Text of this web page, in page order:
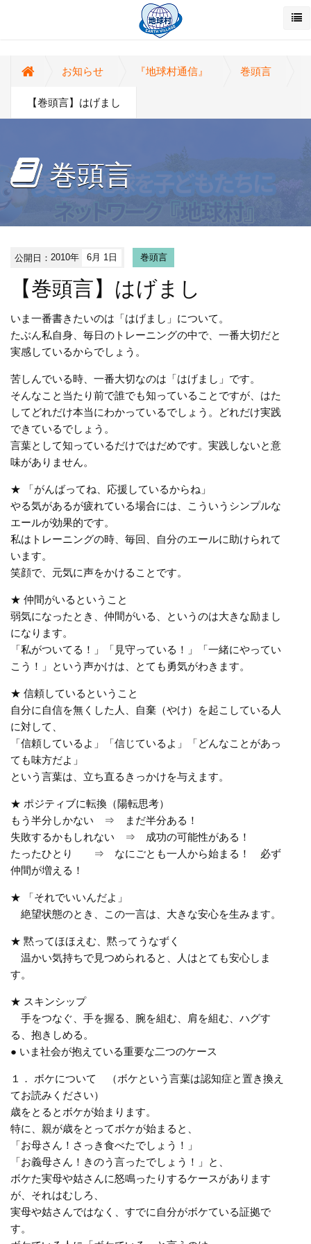
お知らせ 『地球村通信』 巻頭言
【巻頭言】はげまし
巻頭言
公開日：2010年 6月 1日 巻頭言
【巻頭言】はげまし
いま一番書きたいのは「はげまし」について。
たぶん私自身、毎日のトレーニングの中で、一番大切だと
実感しているからでしょう。
苦しんでいる時、一番大切なのは「はげまし」です。
そんなこと当たり前で誰でも知っていることですが、はた
してどれだけ本当にわかっているでしょう。どれだけ実践
できているでしょう。
言葉として知っているだけではだめです。実践しないと意
味がありません。
★ 「がんばってね、応援しているからね」
やる気があるが疲れている場合には、こういうシンプルな
エールが効果的です。
私はトレーニングの時、毎回、自分のエールに助けられて
います。
笑顔で、元気に声をかけることです。
★ 仲間がいるということ
弱気になったとき、仲間がいる、というのは大きな励まし
になります。
「私がついてる！」「見守っている！」「一緒にやってい
こう！」という声かけは、とても勇気がわきます。
★ 信頼しているということ
自分に自信を無くした人、自棄（やけ）を起こしている人
に対して、
「信頼しているよ」「信じているよ」「どんなことがあっ
ても味方だよ」
という言葉は、立ち直るきっかけを与えます。
★ ポジティブに転換（陽転思考）
もう半分しかない ⇒ まだ半分ある！
失敗するかもしれない ⇒ 成功の可能性がある！
たったひとり ⇒ なにごとも一人から始まる！ 必ず
仲間が増える！
★ 「それでいいんだよ」
絶望状態のとき、この一言は、大きな安心を生みます。
★ 黙ってほほえむ、黙ってうなずく
温かい気持ちで見つめられると、人はとても安心しま
す。
★ スキンシップ
手をつなぐ、手を握る、腕を組む、肩を組む、ハグす
る、抱きしめる。
● いま社会が抱えている重要な二つのケース
１． ボケについて （ボケという言葉は認知症と置き換え
てお読みください）
歳をとるとボケが始まります。
特に、親が歳をとってボケが始まると、
「お母さん！さっき食べたでしょう！」
「お義母さん！きのう言ったでしょう！」と、
ボケた実母や姑さんに怒鳴ったりするケースがあります
が、それはむしろ、
実母や姑さんではなく、すでに自分がボケている証拠で
す。